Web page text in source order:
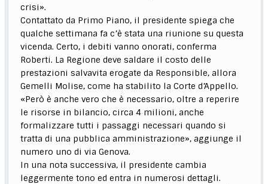
crisi».
Contattato da Primo Piano, il presidente spiega che
qualche settimana fa c’è stata una riunione su questa
vicenda. Certo, i debiti vanno onorati, conferma
Roberti. La Regione deve saldare il costo delle
prestazioni salvavita erogate da Responsible, allora
Gemelli Molise, come ha stabilito la Corte d’Appello.
«Però è anche vero che è necessario, oltre a reperire
le risorse in bilancio, circa 4 milioni, anche
formalizzare tutti i passaggi necessari quando si
tratta di una pubblica amministrazione», aggiunge il
numero uno di via Genova.
In una nota successiva, il presidente cambia
leggermente tono ed entra in numerosi dettagli.